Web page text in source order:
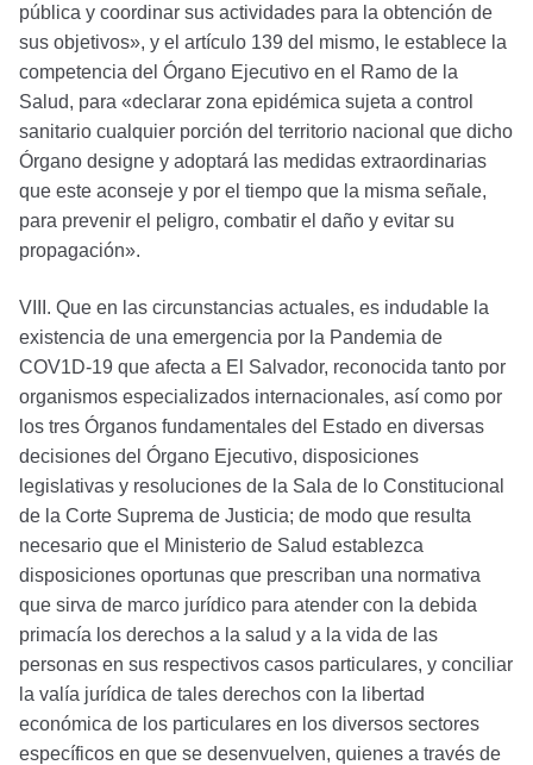
pública y coordinar sus actividades para la obtención de
sus objetivos», y el artículo 139 del mismo, le establece la
competencia del Órgano Ejecutivo en el Ramo de la
Salud, para «declarar zona epidémica sujeta a control
sanitario cualquier porción del territorio nacional que dicho
Órgano designe y adoptará las medidas extraordinarias
que este aconseje y por el tiempo que la misma señale,
para prevenir el peligro, combatir el daño y evitar su
propagación».
VIII. Que en las circunstancias actuales, es indudable la
existencia de una emergencia por la Pandemia de
COV1D-19 que afecta a El Salvador, reconocida tanto por
organismos especializados internacionales, así como por
los tres Órganos fundamentales del Estado en diversas
decisiones del Órgano Ejecutivo, disposiciones
legislativas y resoluciones de la Sala de lo Constitucional
de la Corte Suprema de Justicia; de modo que resulta
necesario que el Ministerio de Salud establezca
disposiciones oportunas que prescriban una normativa
que sirva de marco jurídico para atender con la debida
primacía los derechos a la salud y a la vida de las
personas en sus respectivos casos particulares, y conciliar
la valía jurídica de tales derechos con la libertad
económica de los particulares en los diversos sectores
específicos en que se desenvuelven, quienes a través de